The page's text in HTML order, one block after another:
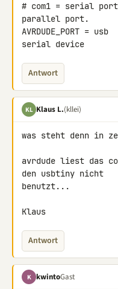
# com1 = serial
parallel port.
AVRDUDE_PORT =
serial device
Antwort
KL Klaus L.(kllei)
was steht denn in
avrdude liest das
den usbtiny nicht
benutzt...
Klaus
Antwort
K kwintoGast